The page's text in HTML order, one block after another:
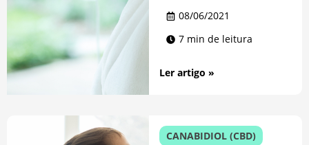
08/06/2021
7 min de leitura
Ler artigo »
CANABIDIOL (CBD)